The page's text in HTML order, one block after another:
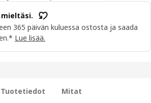
365 päivän kuluessa ostosta ja saada
Lue lisää.
Tuotetiedot Mitat